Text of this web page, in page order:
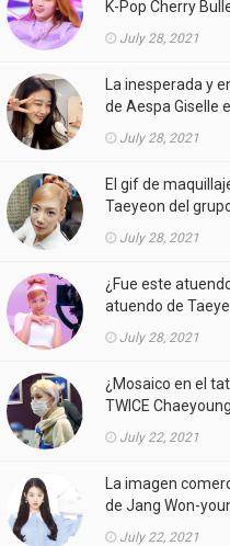
K-Pop Cherry
July 28, 2021
La inesperada y
de Aespa Giselle
July 28, 2021
El gif de
Taeyeon del
la atención.
July 28, 2021
¿Fue este
atuendo de
gorup en el MV
July 28, 2021
¿Mosaico en el
TWICE
July 22, 2021
La imagen
de Jang Won-
July 22, 2021